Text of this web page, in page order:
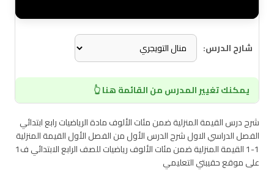
شارح الدرس:
يمكنك تغيير المدرس من القائمة هنا 👆
شرح درس القيمة المنزلية ضمن مئات الألوف مادة الرياضيات رابع ابتدائي
الفصل الدراسي الاول شرح الدرس الأول من الفصل الأول القيمة المنزلية
1-1 القيمة المنزلية ضمن مئات الألوف رياضيات للصف الرابع الابتدائي ف1
على موقع حقيبتي التعليمي